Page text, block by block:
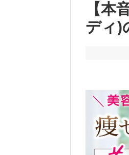
【本
ディ)